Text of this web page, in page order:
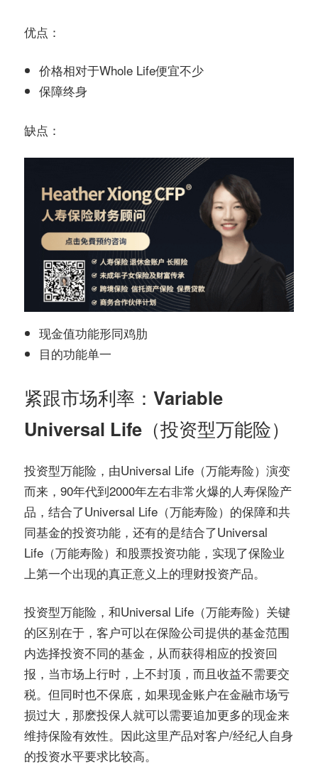
优点：
价格相对于Whole Life便宜不少
保障终身
缺点：
现金值功能形同鸡肋
目的功能单一
紧跟市场利率：Variable
Universal Life（投资型万能险）
投资型万能险，由Universal Life（万能寿险）演变
而来，90年代到2000年左右非常火爆的人寿保险产
品，结合了Universal Life（万能寿险）的保障和共
同基金的投资功能，还有的是结合了Universal
Life（万能寿险）和股票投资功能，实现了保险业
上第一个出现的真正意义上的理财投资产品。
投资型万能险，和Universal Life（万能寿险）关键
的区别在于，客户可以在保险公司提供的基金范围
内选择投资不同的基金，从而获得相应的投资回
报，当市场上行时，上不封顶，而且收益不需要交
税。但同时也不保底，如果现金账户在金融市场亏
损过大，那麽投保人就可以需要追加更多的现金来
维持保险有效性。因此这里产品对客户/经纪人自身
的投资水平要求比较高。